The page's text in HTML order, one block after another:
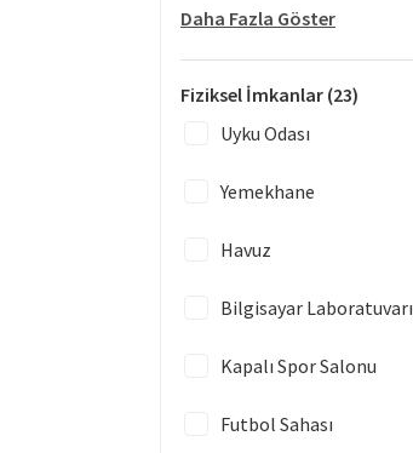
Daha Fazla Göster
Fiziksel İmkanlar (23)
Uyku Odası
Yemekhane
Havuz
Bilgisayar Laboratuvarı
Kapalı Spor Salonu
Futbol Sahası